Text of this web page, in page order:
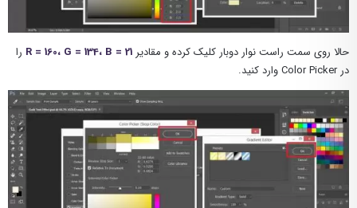
حالا روی سمت راست نوار دوبار کلیک کرده و مقادیرR = 160، G = 134، B = 21 را
در Color Picker وارد کنید.